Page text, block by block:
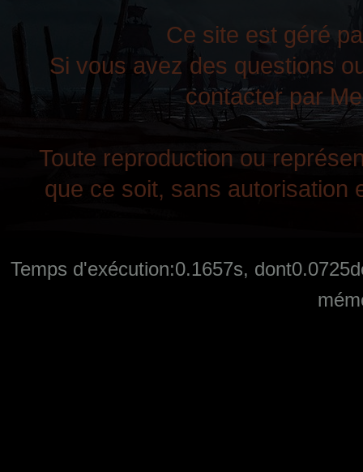
Ce site est géré
Si vous avez des questions
contacter par
Toute reproduction ou
que ce soit, sans autorisation
Temps d'exécution:0.1657s,